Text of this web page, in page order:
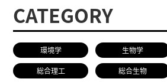
CATEGORY
環境学 生物学
総合理工 総合生物